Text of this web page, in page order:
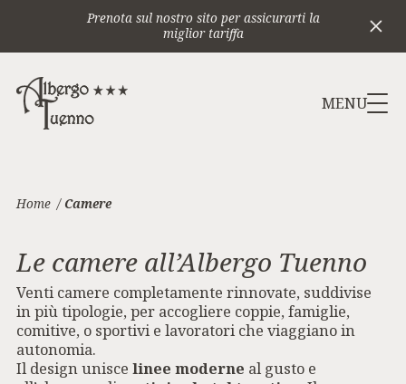
Prenota sul nostro sito per assicurarti la
miglior tariffa
MENU
Home / Camere
Le camere all’Albergo Tuenno
Venti camere completamente rinnovate, suddivise
in più tipologie, per accogliere coppie, famiglie,
comitive, o sportivi e lavoratori che viaggiano in
autonomia.
Il design uniscelinee moderne al gusto e